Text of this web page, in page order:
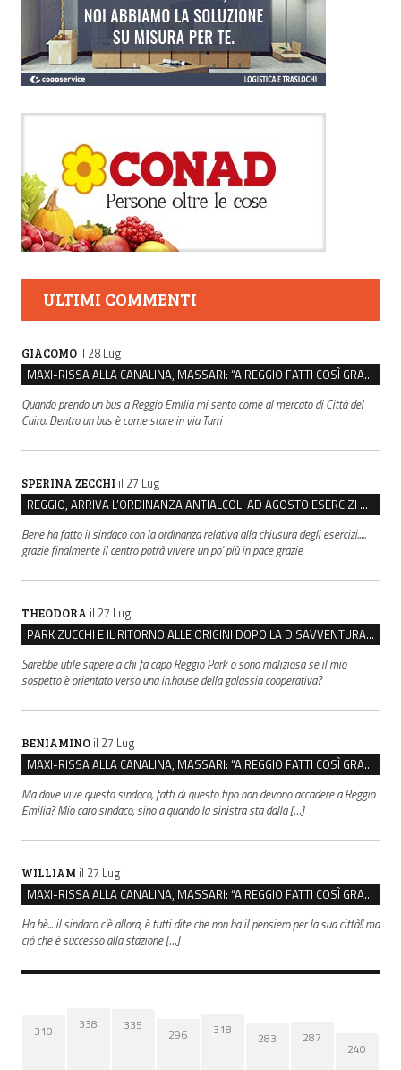
ULTIMI COMMENTI
GIACOMO il 28 Lug
MAXI-RISSA ALLA CANALINA, MASSARI: “A REGGIO FATTI COSÌ GRAVI NON DEVONO TROVARE SPAZIO”
Quando prendo un bus a Reggio Emilia mi sento come al mercato di Città del
Cairo. Dentro un bus è come stare in via Turri
SPERINA ZECCHI il 27 Lug
REGGIO, ARRIVA L’ORDINANZA ANTIALCOL: AD AGOSTO ESERCIZI DI VICINATO CHIUSI DALLE 22 ALLE 6
Bene ha fatto il sindaco con la ordinanza relativa alla chiusura degli esercizi.....
grazie finalmente il centro potrà vivere un po' più in pace grazie
THEODORA il 27 Lug
PARK ZUCCHI E IL RITORNO ALLE ORIGINI DOPO LA DISAVVENTURA CON REGGIO EMILIA PARCHEGGI
Sarebbe utile sapere a chi fa capo Reggio Park o sono maliziosa se il mio
sospetto è orientato verso una in.house della galassia cooperativa?
BENIAMINO il 27 Lug
MAXI-RISSA ALLA CANALINA, MASSARI: “A REGGIO FATTI COSÌ GRAVI NON DEVONO TROVARE SPAZIO”
Ma dove vive questo sindaco, fatti di questo tipo non devono accadere a Reggio
Emilia? Mio caro sindaco, sino a quando la sinistra sta dalla […]
WILLIAM il 27 Lug
MAXI-RISSA ALLA CANALINA, MASSARI: “A REGGIO FATTI COSÌ GRAVI NON DEVONO TROVARE SPAZIO”
Ha bè... il sindaco c'è allora, è tutti dite che non ha il pensiero per la sua città!! ma
ciò che è successo alla stazione […]
310 338 335
296 318
283 287
240